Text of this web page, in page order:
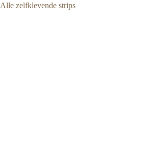
Alle zelfklevende strips